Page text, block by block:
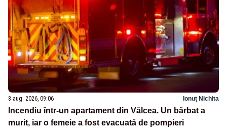
8 aug. 2026, 09:06 Ionuț Nichita
Incendiu într-un apartament din Vâlcea. Un bărbat a
murit, iar o femeie a fost evacuată de pompieri